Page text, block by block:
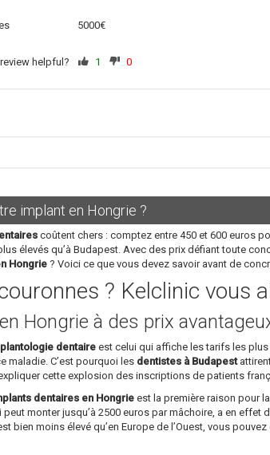
5000€
helpful? 1 0
implant en Hongrie ?
coûtent chers : comptez entre 450 et 600 euros
élevés qu’à Budapest. Avec des prix défiant toute
Hongrie ? Voici ce que vous devez savoir avant de
? Kelclinic vous
Hongrie à des prix
dentaire est celui qui affiche les tarifs les plus
maladie. C’est pourquoi les dentistes à Budapest
cette explosion des inscriptions de patients
dentaires en Hongrie est la première raison pour
monter jusqu’à 2500 euros par mâchoire, a en
bien moins élevé qu’en Europe de l’Ouest, vous